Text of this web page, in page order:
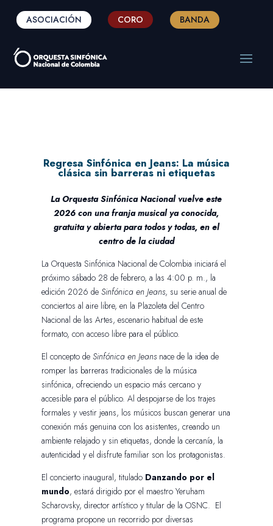
ASOCIACIÓN CORO BANDA
Regresa Sinfónica en Jeans: La música
clásica sin barreras ni etiquetas
La Orquesta Sinfónica Nacional vuelve este
2026 con una franja musical ya conocida,
gratuita y abierta para todos y todas, en el
centro de la ciudad
La Orquesta Sinfónica Nacional de Colombia iniciará el
próximo sábado 28 de febrero, a las 4:00 p. m., la
edición 2026 deSinfónica en Jeans, su serie anual de
conciertos al aire libre, en la Plazoleta del Centro
Nacional de las Artes, escenario habitual de este
formato, con acceso libre para el público.
El concepto deSinfónica en Jeansnace de la idea de
romper las barreras tradicionales de la música
sinfónica, ofreciendo un espacio más cercano y
accesible para el público. Al despojarse de los trajes
formales y vestir jeans, los músicos buscan generar una
conexión más genuina con los asistentes, creando un
ambiente relajado y sin etiquetas, donde la cercanía, la
autenticidad y el disfrute familiar son los protagonistas.
El concierto inaugural, titulado Danzando por el
mundo, estará dirigido por el maestro Yeruham
Scharovsky, director artístico y titular de la OSNC. El
programa propone un recorrido por diversas